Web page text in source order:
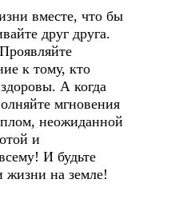
вместе, что бы
друг друга.
к тому, кто
А когда
мгновения
неожиданной
и
И будьте
жизни на земле!